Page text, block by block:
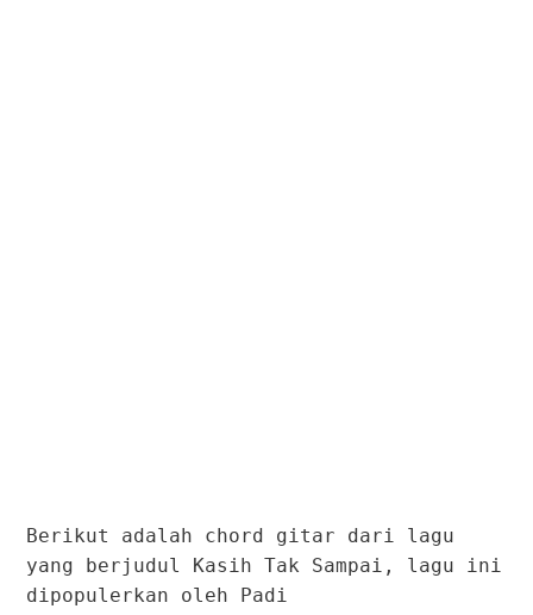
Berikut adalah chord gitar dari lagu
yang berjudul Kasih Tak Sampai, lagu ini
dipopulerkan oleh Padi